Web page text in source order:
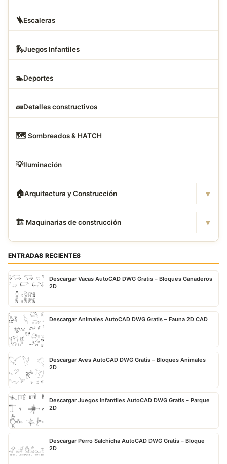
🪜Escaleras
🛝Juegos Infantiles
🏊Deportes
🧱Detalles constructivos
🗺️ Sombreados & HATCH
💡Iluminación
🏠Arquitectura y Construcción ▾
🏗 ️ Maquinarias de construcción ▾
ENTRADAS RECIENTES
Descargar Vacas AutoCAD DWG Gratis – Bloques Ganaderos
2D
Descargar Animales AutoCAD DWG Gratis – Fauna 2D CAD
Descargar Aves AutoCAD DWG Gratis – Bloques Animales
2D
Descargar Juegos Infantiles AutoCAD DWG Gratis – Parque
2D
Descargar Perro Salchicha AutoCAD DWG Gratis – Bloque
2D